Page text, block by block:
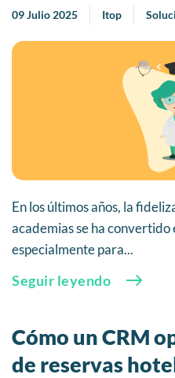
09 Julio 2025 Itop
En los últimos años, la
academias se ha
especialmente para...
Seguir leyendo
Cómo un CRM
de reservas